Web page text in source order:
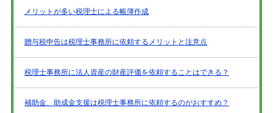
メリットが多い税理士による帳簿作成
贈与税申告は税理士事務所に依頼するメリットと注意点
税理士事務所に法人資産の財産評価を依頼することはできる？
補助金、助成金支援は税理士事務所に依頼するのがおすすめ？